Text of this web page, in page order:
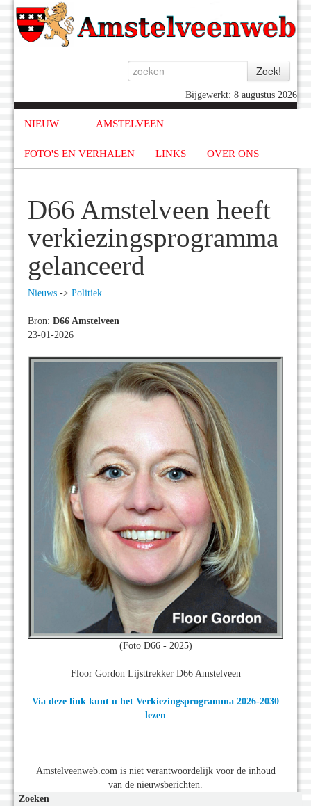
Bijgewerkt: 8 augustus 2026
NIEUW AMSTELVEEN
FOTO'S EN VERHALEN LINKS OVER ONS
D66 Amstelveen heeft
verkiezingsprogramma
gelanceerd
Nieuws -> Politiek
Bron: D66 Amstelveen
23-01-2026
(Foto D66 - 2025)
Floor Gordon Lijsttrekker D66 Amstelveen
Via deze link kunt u het Verkiezingsprogramma 2026-2030
lezen
Amstelveenweb.com is niet verantwoordelijk voor de inhoud
van de nieuwsberichten.
Zoeken